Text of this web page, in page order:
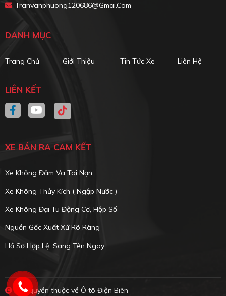
Tranvanphuong120686@gmai.com
DANH MỤC
Trang Chủ Giới Thiệu Tin Tức Xe Liên Hệ
LIÊN KẾT
XE BÁN RA CAM KẾT
Xe Không Đâm Va Tai Nạn
Xe Không Thủy Kích ( Ngập Nước )
Xe Không Đại Tu Động Cơ, Hộp Số
Nguồn Gốc Xuất Xứ Rõ Ràng
Hồ Sơ Hợp Lệ, Sang Tên Ngay
Bản quyền thuộc về Ô tô Điện Biên